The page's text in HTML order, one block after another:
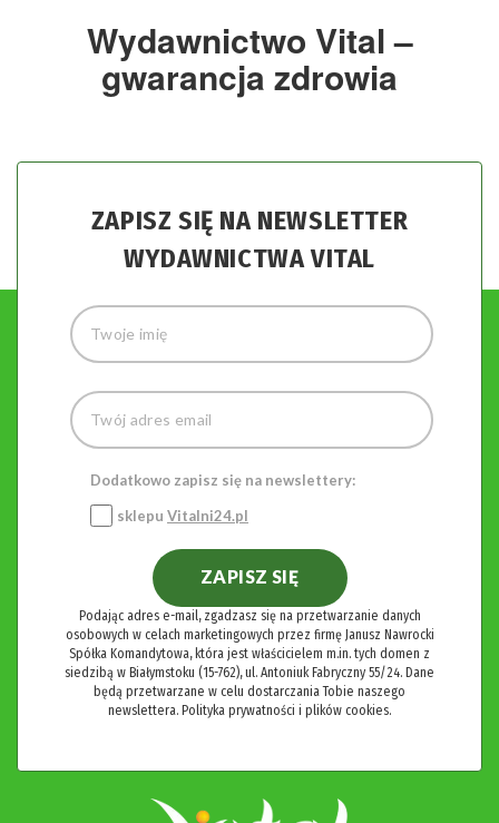
Wydawnictwo Vital –
gwarancja zdrowia
ZAPISZ SIĘ NA NEWSLETTER
WYDAWNICTWA VITAL
Dodatkowo zapisz się na newslettery:
sklepu Vitalni24.pl
ZAPISZ SIĘ
Podając adres e-mail, zgadzasz się na przetwarzanie danych
osobowych w celach marketingowych przez firmę Janusz Nawrocki
Spółka Komandytowa, która jest właścicielem m.in. tych domen z
siedzibą w Białymstoku (15-762), ul. Antoniuk Fabryczny 55/24. Dane
będą przetwarzane w celu dostarczania Tobie naszego
newslettera. Polityka prywatności i plików cookies.